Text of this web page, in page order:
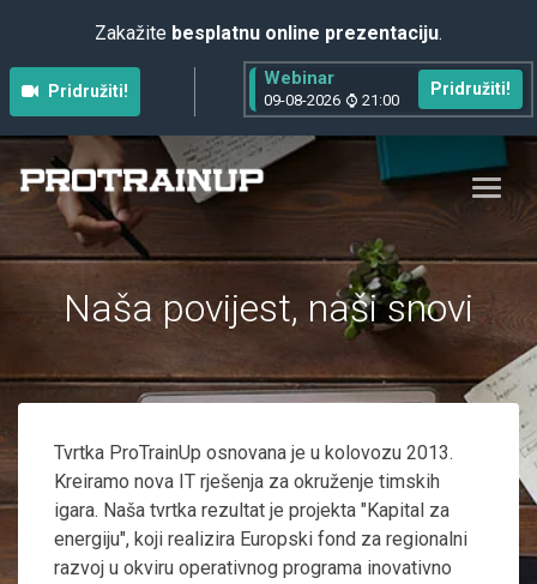
Zakažite besplatnu online prezentaciju.
Pridružiti!
Webinar
09-08-2026 21:00
Pridružiti!
Naša povijest, naši snovi
Tvrtka ProTrainUp osnovana je u kolovozu 2013.
Kreiramo nova IT rješenja za okruženje timskih
igara. Naša tvrtka rezultat je projekta "Kapital za
energiju", koji realizira Europski fond za regionalni
razvoj u okviru operativnog programa inovativno